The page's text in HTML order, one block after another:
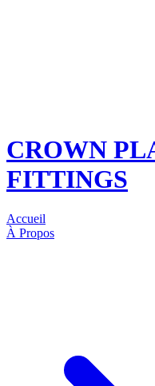
CROWN
FITTINGS
Accueil
À Propos